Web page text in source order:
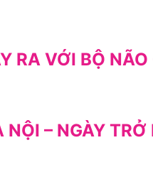
RA VỚI BỘ
– NGÀY TRỞ